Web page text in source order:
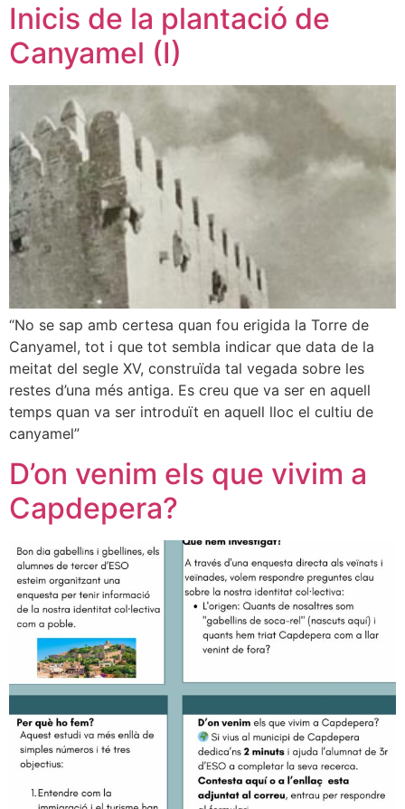
Inicis de la plantació de
Canyamel (I)
“No se sap amb certesa quan fou erigida la Torre de
Canyamel, tot i que tot sembla indicar que data de la
meitat del segle XV, construïda tal vegada sobre les
restes d’una més antiga. Es creu que va ser en aquell
temps quan va ser introduït en aquell lloc el cultiu de
canyamel”
D’on venim els que vivim a
Capdepera?